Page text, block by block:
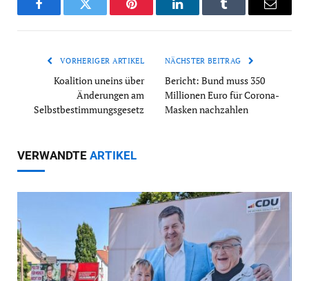
FacebookTwitter Pinterest LinkedInTumblr Email
VORHERIGER ARTIKEL
Koalition uneins über
Änderungen am
Selbstbestimmungsgesetz
NÄCHSTER BEITRAG
Bericht: Bund muss 350
Millionen Euro für Corona-
Masken nachzahlen
VERWANDTE ARTIKEL